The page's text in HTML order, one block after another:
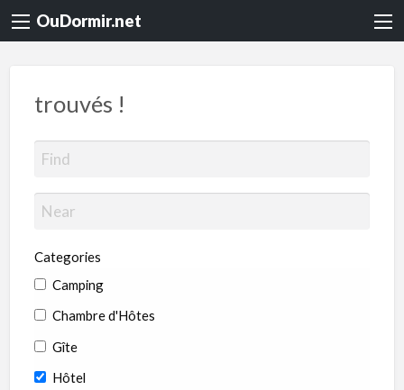
OuDormir.net
trouvés !
Categories
Camping
Chambre d'Hôtes
Gîte
Hôtel